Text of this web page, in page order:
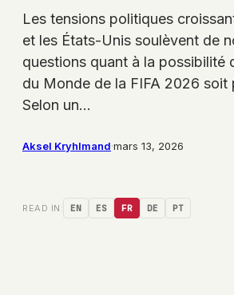
Les tensions politiques
et les États-Unis soulèvent de
questions quant à la possibilité
du Monde de la FIFA 2026 soit
Selon un…
Aksel Kryhlmand·mars 13, 2026
READ IN: EN ES FR DE PT